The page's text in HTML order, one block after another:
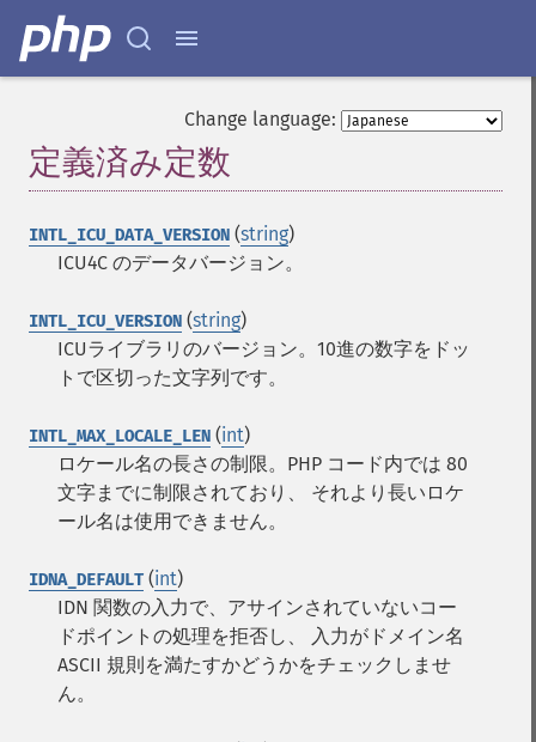
Change language:
定義済み定数
INTL_ICU_DATA_VERSION (string)
ICU4C のデータバージョン。
INTL_ICU_VERSION (string)
ICUライブラリのバージョン。10進の数字をドッ
トで区切った文字列です。
INTL_MAX_LOCALE_LEN (int)
ロケール名の長さの制限。PHP コード内では 80
文字までに制限されており、 それより長いロケ
ール名は使用できません。
IDNA_DEFAULT (int)
IDN 関数の入力で、アサインされていないコー
ドポイントの処理を拒否し、 入力がドメイン名
ASCII 規則を満たすかどうかをチェックしませ
ん。